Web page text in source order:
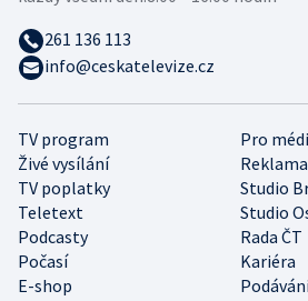
TV program
Pro
Živé vysílání
Reklama
TV poplatky
Studio
Teletext
Studio
Podcasty
Rada ČT
Počasí
Kariéra
E-shop
261 136 113
info@ceskatelevize.cz